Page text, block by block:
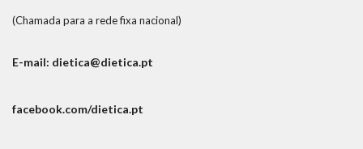
(Chamada para a rede fixa nacional)
E-mail: dietica@dietica.pt
facebook.com/dietica.pt